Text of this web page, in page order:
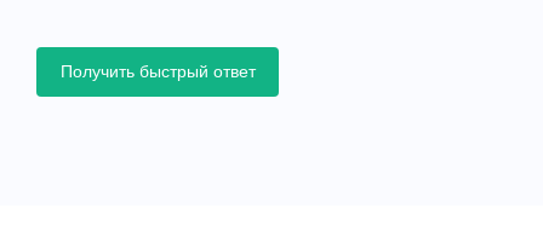
Получить быстрый ответ